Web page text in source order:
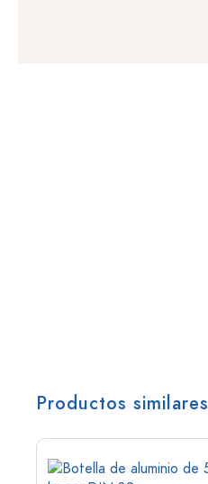
Productos similares